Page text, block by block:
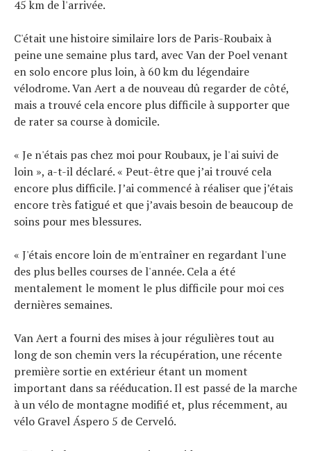
45 km de l'arrivée.
C'était une histoire similaire lors de Paris-Roubaix à
peine une semaine plus tard, avec Van der Poel venant
en solo encore plus loin, à 60 km du légendaire
vélodrome. Van Aert a de nouveau dû regarder de côté,
mais a trouvé cela encore plus difficile à supporter que
de rater sa course à domicile.
« Je n'étais pas chez moi pour Roubaux, je l'ai suivi de
loin », a-t-il déclaré. « Peut-être que j’ai trouvé cela
encore plus difficile. J’ai commencé à réaliser que j’étais
encore très fatigué et que j’avais besoin de beaucoup de
soins pour mes blessures.
« J'étais encore loin de m'entraîner en regardant l'une
des plus belles courses de l'année. Cela a été
mentalement le moment le plus difficile pour moi ces
dernières semaines.
Van Aert a fourni des mises à jour régulières tout au
long de son chemin vers la récupération, une récente
première sortie en extérieur étant un moment
important dans sa rééducation. Il est passé de la marche
à un vélo de montagne modifié et, plus récemment, au
vélo Gravel Áspero 5 de Cerveló.